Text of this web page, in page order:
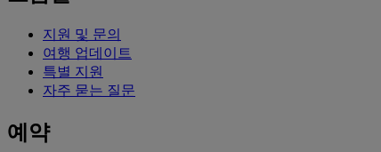
지원 및 문의
여행 업데이트
특별 지원
자주 묻는 질문
예약